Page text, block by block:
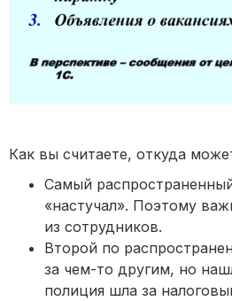
Как вы считаете, откуда
Самый
«настучал». Поэтому
из сотрудников.
Второй по
за чем-то другим, но
полиция шла за